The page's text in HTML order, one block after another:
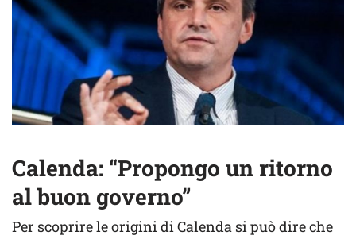
Calenda: “Propongo un ritorno
al buon governo”
Per scoprire le origini di Calenda si può dire che